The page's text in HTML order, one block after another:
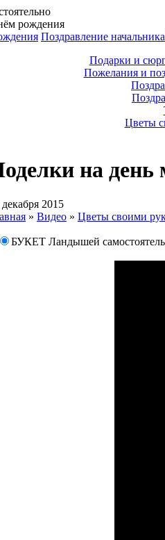
рождения
Поздравление начальника
Подарки и
Пожелания и
Цветы
на день
декабря 2015
» Видео » Цветы своими
БУКЕТ Ландышей